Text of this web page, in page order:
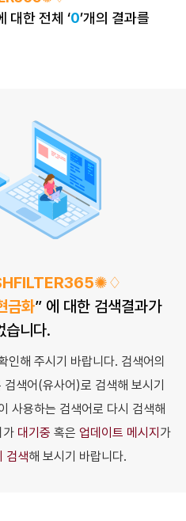
대한 전체 ‘0’개의 결과를
금화” 에 대한 검색결과가
습니다.
인해 주시기 바랍니다. 검색어의
색어(유사어)로 검색해 보시기
사용하는 검색어로 다시 검색해
가 대기중 혹은 업데이트 메시지가
검색해 보시기 바랍니다.